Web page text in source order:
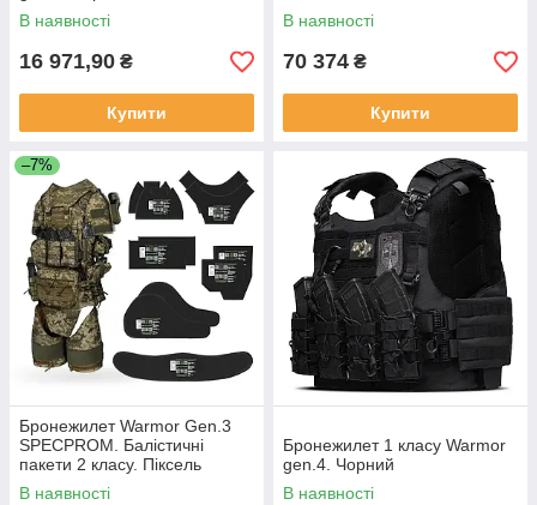
В наявності
16 971,90 ₴
Купити
шолом. Мультикам
В наявності
70 374 ₴
Купити
–7%
Бронежилет Warmor Gen.3
SPECPROM. Балістичні
пакети 2 класу. Піксель
В наявності
Бронежилет 1 класу Warmor
gen.4. Чорний
В наявності